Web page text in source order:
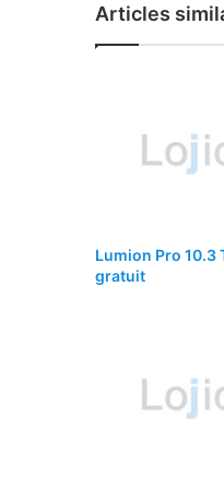
Articles
Lumion Pro 10.3
gratuit